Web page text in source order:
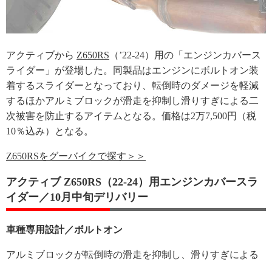
アクティブから Z650RS （’22-24）用の「エンジンカバース
ライダー」が登場した。同製品はエンジンにボルトオン装
着するスライダーとなっており、転倒時のダメージを軽減
するほかアルミブロックが滑走を抑制し滑りすぎによる二
次被害を防止するアイテムとなる。価格は2万7,500円（税
10％込み）となる。
Z650RSをグーバイクで探す＞＞
アクティブ Z650RS（22-24）用エンジンカバースラ
イダー／10月中旬デリバリー
車種専用設計／ボルトオン
アルミブロックが転倒時の滑走を抑制し、滑りすぎによる